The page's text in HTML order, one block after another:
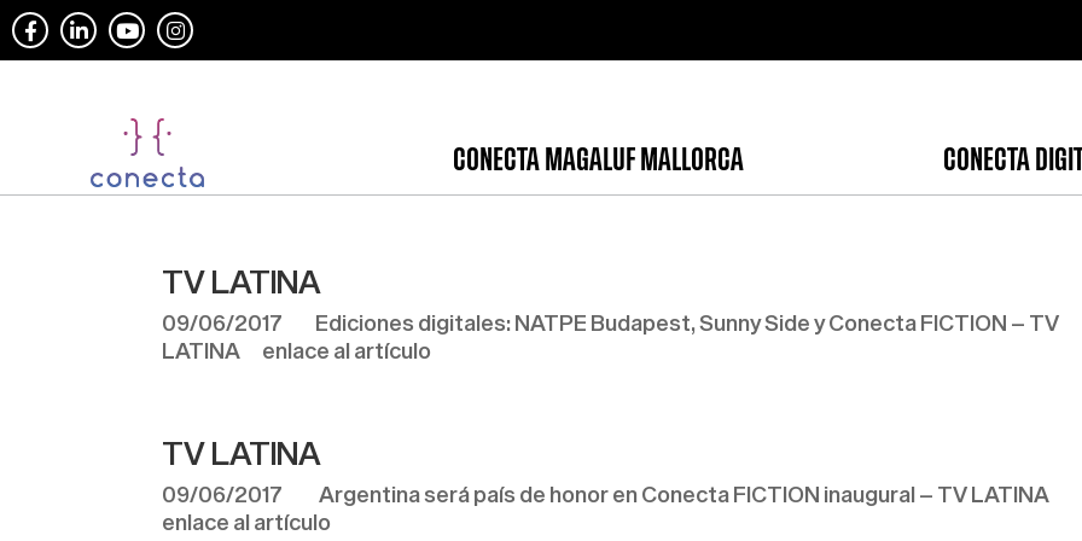
CONECTA MAGALUF MALLORCA CONECTA
TV LATINA
09/06/2017 Ediciones digitales: NATPE Budapest, Sunny Side y Conecta FICTION – TV
LATINA enlace al artículo
TV LATINA
09/06/2017 Argentina será país de honor en Conecta FICTION inaugural – TV LATINA
enlace al artículo